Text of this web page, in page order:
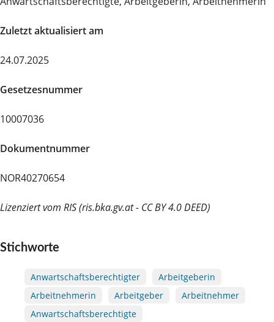
Zuletzt aktualisiert am
24.07.2025
Gesetzesnummer
10007036
Dokumentnummer
NOR40270654
Lizenziert vom RIS (ris.bka.gv.at - CC BY 4.0 DEED)
Stichworte
Anwartschaftsberechtigter
Arbeitgeberin
Arbeitnehmerin
Arbeitgeber
Arbeitnehmer
Anwartschaftsberechtigte